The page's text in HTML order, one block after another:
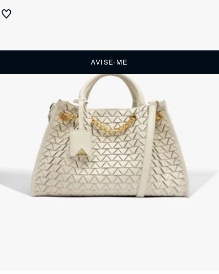
AVISE-ME
Aposte no estilo com essa tote bag em couro que é absolutamente
tudo! O acabamento tramado em formato triangular traz um toque
moderno e descolado, perfeito para qualquer ocasião. Com
fechamento em ímã, ela é superfácil de usar, e o amplo espaço
interno, com divisórias, garante que você tenha tudo organizado na
palma da mão. E as duas opções de alças? Uma para aqueles dias
casuais e outra para dar um up no look!
CARACTERÍSTICAS